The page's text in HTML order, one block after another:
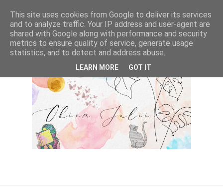
This site uses cookies from Google to deliver its services
and to analyze traffic. Your IP address and user-agent are
shared with Google along with performance and security
metrics to ensure quality of service, generate usage
statistics, and to detect and address abuse.
LEARN MORE GOT IT